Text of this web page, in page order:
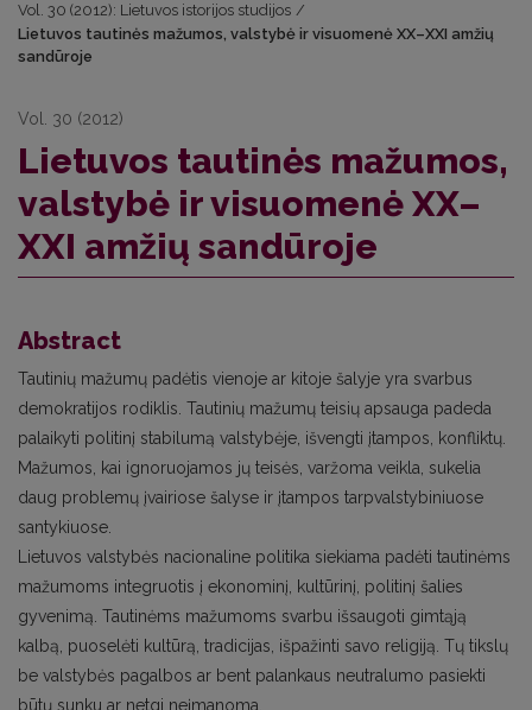
Vol. 30 (2012): Lietuvos istorijos studijos /
Lietuvos tautinės mažumos, valstybė ir visuomenė XX–XXI amžių
sandūroje
Vol. 30 (2012)
Lietuvos tautinės mažumos,
valstybė ir visuomenė XX–
XXI amžių sandūroje
Abstract
Tautinių mažumų padėtis vienoje ar kitoje šalyje yra svarbus
demokratijos rodiklis. Tautinių mažumų teisių apsauga padeda
palaikyti politinį stabilumą valstybėje, išvengti įtampos, konfliktų.
Mažumos, kai ignoruojamos jų teisės, varžoma veikla, sukelia
daug problemų įvairiose šalyse ir įtampos tarpvalstybiniuose
santykiuose.
Lietuvos valstybės nacionaline politika siekiama padėti tautinėms
mažumoms integruotis į ekonominį, kultūrinį, politinį šalies
gyvenimą. Tautinėms mažumoms svarbu išsaugoti gimtąją
kalbą, puoselėti kultūrą, tradicijas, išpažinti savo religiją. Tų tikslų
be valstybės pagalbos ar bent palankaus neutralumo pasiekti
būtų sunku ar netgi neįmanoma.